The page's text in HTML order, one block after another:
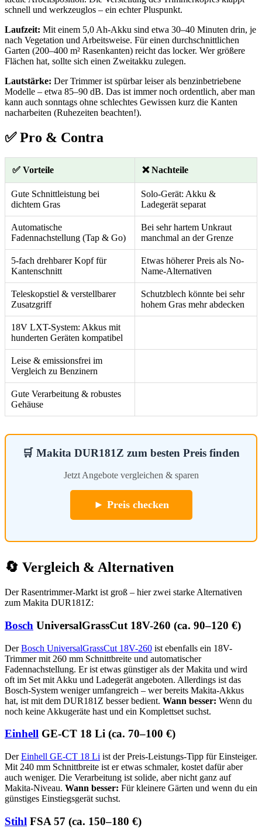
schnell und werkzeuglos – ein echter Pluspunkt.
Laufzeit: Mit einem 5,0 Ah-Akku sind etwa 30–40 Minuten drin, je
nach Vegetation und Arbeitsweise. Für einen durchschnittlichen
Garten (200–400 m² Rasenkanten) reicht das locker. Wer größere
Flächen hat, sollte sich einen Zweitakku zulegen.
Lautstärke: Der Trimmer ist spürbar leiser als benzinbetriebene
Modelle – etwa 85–90 dB. Das ist immer noch ordentlich, aber man
kann auch sonntags ohne schlechtes Gewissen kurz die Kanten
nacharbeiten (Ruhezeiten beachten!).
✅ Pro & Contra
✅ Vorteile ❌ Nachteile
Gute Schnittleistung bei
dichtem Gras
Solo-Gerät: Akku &
Ladegerät separat
Automatische
Fadennachstellung (Tap & Go)
Bei sehr hartem Unkraut
manchmal an der Grenze
5-fach drehbarer Kopf für
Kantenschnitt
Etwas höherer Preis als No-
Name-Alternativen
Teleskopstiel & verstellbarer
Zusatzgriff
Schutzblech könnte bei sehr
hohem Gras mehr abdecken
18V LXT-System: Akkus mit
hunderten Geräten kompatibel
Leise & emissionsfrei im
Vergleich zu Benzinern
Gute Verarbeitung & robustes
Gehäuse
🛒 Makita DUR181Z zum besten Preis finden
Jetzt Angebote vergleichen & sparen
► Preis checken
🔄 Vergleich & Alternativen
Der Rasentrimmer-Markt ist groß – hier zwei starke Alternativen
zum Makita DUR181Z:
Bosch UniversalGrassCut 18V-260 (ca. 90–120 €)
DerBosch UniversalGrassCut 18V-260 ist ebenfalls ein 18V-
Trimmer mit 260 mm Schnittbreite und automatischer
Fadennachstellung. Er ist etwas günstiger als der Makita und wird
oft im Set mit Akku und Ladegerät angeboten. Allerdings ist das
Bosch-System weniger umfangreich – wer bereits Makita-Akkus
hat, ist mit dem DUR181Z besser bedient. Wann besser: Wenn du
noch keine Akkugeräte hast und ein Komplettset suchst.
Einhell GE-CT 18 Li (ca. 70–100 €)
DerEinhell GE-CT 18 Li ist der Preis-Leistungs-Tipp für Einsteiger.
Mit 240 mm Schnittbreite ist er etwas schmaler, kostet dafür aber
auch weniger. Die Verarbeitung ist solide, aber nicht ganz auf
Makita-Niveau. Wann besser: Für kleinere Gärten und wenn du ein
günstiges Einstiegsgerät suchst.
Stihl FSA 57 (ca. 150–180 €)